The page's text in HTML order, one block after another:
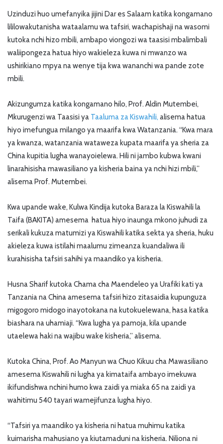
Uzinduzi huo umefanyika jijini Dar es Salaam katika kongamano
lililowakutanisha wataalamu wa tafsiri, wachapishaji na wasomi
kutoka nchi hizo mbili, ambapo viongozi wa taasisi mbalimbali
waliipongeza hatua hiyo wakieleza kuwa ni mwanzo wa
ushirikiano mpya na wenye tija kwa wananchi wa pande zote
mbili.
Akizungumza katika kongamano hilo, Prof. Aldin Mutembei,
Mkurugenzi wa Taasisi ya Taaluma za Kiswahili, alisema hatua
hiyo imefungua milango ya maarifa kwa Watanzania. “Kwa mara
ya kwanza, watanzania wataweza kupata maarifa ya sheria za
China kupitia lugha wanayoielewa. Hili ni jambo kubwa kwani
linarahisisha mawasiliano ya kisheria baina ya nchi hizi mbili,”
alisema Prof. Mutembei.
Kwa upande wake, Kulwa Kindija kutoka Baraza la Kiswahili la
Taifa (BAKITA) amesema hatua hiyo inaunga mkono juhudi za
serikali kukuza matumizi ya Kiswahili katika sekta ya sheria, huku
akieleza kuwa istilahi maalumu zimeanza kuandaliwa ili
kurahisisha tafsiri sahihi ya maandiko ya kisheria.
Husna Sharif kutoka Chama cha Maendeleo ya Urafiki kati ya
Tanzania na China amesema tafsiri hizo zitasaidia kupunguza
migogoro midogo inayotokana na kutokuelewana, hasa katika
biashara na uhamiaji. “Kwa lugha ya pamoja, kila upande
utaelewa haki na wajibu wake kisheria,” alisema.
Kutoka China, Prof. Ao Manyun wa Chuo Kikuu cha Mawasiliano
amesema Kiswahili ni lugha ya kimataifa ambayo imekuwa
ikifundishwa nchini humo kwa zaidi ya miaka 65 na zaidi ya
wahitimu 540 tayari wamejifunza lugha hiyo.
“Tafsiri ya maandiko ya kisheria ni hatua muhimu katika
kuimarisha mahusiano ya kiutamaduni na kisheria. Niliona ni